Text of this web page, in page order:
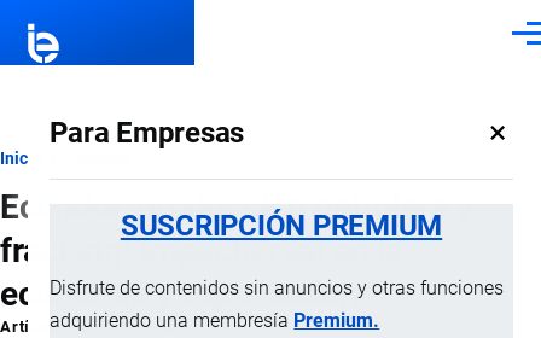
Para Empresas ×
SUSCRIPCIÓN PREMIUM
Disfrute de contenidos sin anuncios y otras funciones
adquiriendo una membresía Premium.
Ruta
de
navegación
Inicio
Ecuador, producción petrolera y
fracking: impacto real en la
economía y exportaciones
ArtículoporJaime Mise, 5 Mayo, 2026